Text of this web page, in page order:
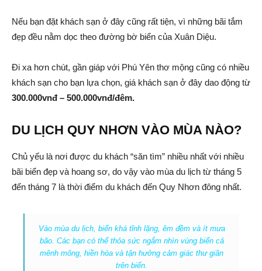
Nếu bạn đặt khách sạn ở đây cũng rất tiện, vì những bãi tắm
đẹp đều nằm dọc theo đường bờ biển của Xuân Diệu.
Đi xa hơn chút, gần giáp với Phú Yên thơ mộng cũng có nhiều
khách sạn cho bạn lựa chọn, giá khách sạn ở đây dao động từ
300.000vnđ – 500.000vnđ/đêm.
DU LỊCH QUY NHƠN VÀO MÙA NÀO?
Chủ yếu là nơi được du khách “săn tìm” nhiều nhất với nhiều
bãi biển đẹp và hoang sơ, do vậy vào mùa du lịch từ tháng 5
đến tháng 7 là thời điểm du khách đến Quy Nhơn đông nhất.
Vào mùa du lịch, biển khá tĩnh lặng, êm đềm và ít mưa
bão. Các bạn có thể thỏa sức ngắm nhìn vùng biển cả
mênh mông, hiền hòa và tận hưởng cảm giác thư giãn
trên biển.